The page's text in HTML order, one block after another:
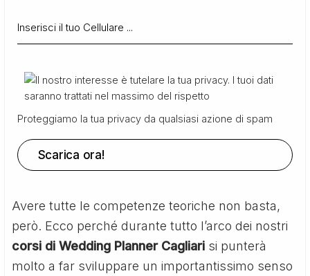
Proteggiamo la tua privacy da qualsiasi azione di spam
Scarica ora!
Avere tutte le competenze teoriche non basta,
però. Ecco perché durante tutto l’arco dei nostri
corsi di Wedding Planner Cagliari si punterà
molto a far sviluppare un importantissimo senso